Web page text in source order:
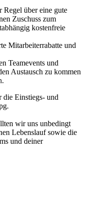
Regel über eine gute
Zuschuss zum
kostenfreie
Mitarbeiterrabatte und
Teamevents und
Austausch zu kommen
die Einstiegs- und
wir uns unbedingt
Lebenslauf sowie die
und deiner